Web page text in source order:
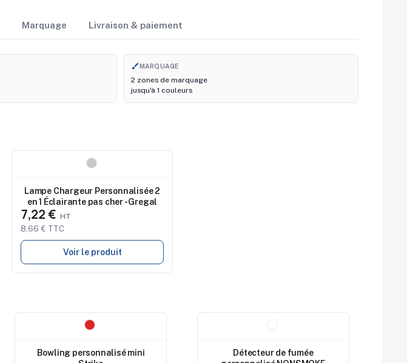
Marquage Livraison & paiement
brushMARQUAGE
2 zones de marquage
jusqu'à 1 couleurs
Lampe Chargeur Personnalisée 2
en 1 Éclairante pas cher - Gregal
7,22 €
8,66 € TTC
Voir le produit
Bowling personnalisé mini
Détecteur de fumée